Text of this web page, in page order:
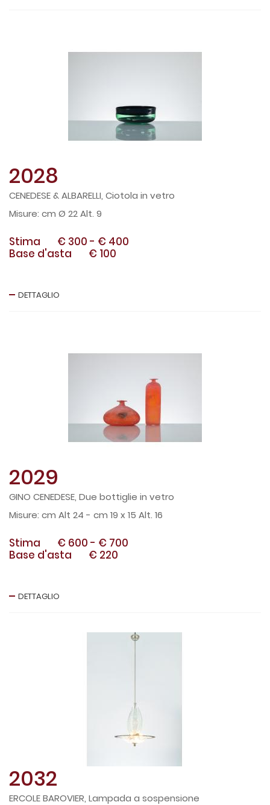
2028
CENEDESE & ALBARELLI, Ciotola in vetro
cm Ø 22 Alt. 9
Stima € 300 - € 400
Base d'asta
€ 100
DETTAGLIO
2029
GINO CENEDESE, Due bottiglie in vetro
cm Alt 24 - cm 19 x 15 Alt. 16
Stima € 600 - € 700
Base d'asta
€ 220
DETTAGLIO
2032
ERCOLE BAROVIER, Lampada a sospensione